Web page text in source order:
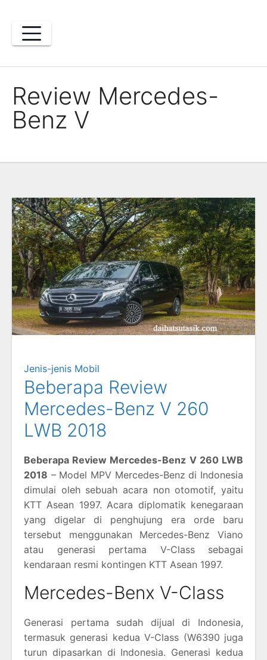
content
Review Mercedes-
Benz V
Jenis-jenis Mobil
Beberapa Review
Mercedes-Benz V 260
LWB 2018
Beberapa Review Mercedes-Benz V 260 LWB
2018 – Model MPV Mercedes-Benz di Indonesia
dimulai oleh sebuah acara non otomotif, yaitu
KTT Asean 1997. Acara diplomatik kenegaraan
yang digelar di penghujung era orde baru
tersebut menggunakan Mercedes-Benz Viano
atau generasi pertama V-Class sebagai
kendaraan resmi kontingen KTT Asean 1997.
Mercedes-Benx V-Class
Generasi pertama sudah dijual di Indonesia,
termasuk generasi kedua V-Class (W6390 juga
turun dipasarkan di Indonesia. Generasi kedua